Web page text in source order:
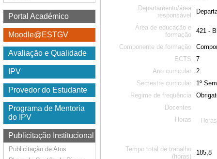
Portal Académico
Moodle@ESTGV
Avaliação e Qualidade
IPV
Provedor do Estudante
Programa de Mentoria
do IPV
Publicitação Institucional
Publicitação de Atos
Departamento/área
responsável
Área de educação e
formação
421 -
Componente de formação
ECTS
7
Ano curricular
2
Semestre curricular
1º
Regime de frequência
Docentes
Horas
Tempo total de trabalho
(horas)
185,8